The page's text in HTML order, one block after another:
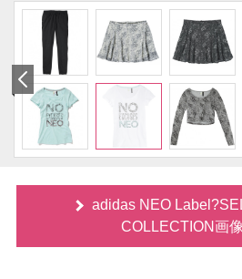
adidas NEO
COLLECTION画